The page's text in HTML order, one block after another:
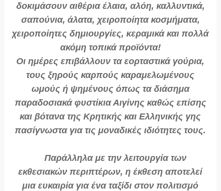
δοκιμάσουν αιθέρια έλαια, αλόη, καλλυντικά,
σαπούνια, άλατα, χειροποίητα κοσμήματα,
χειροποίητες δημιουργίες, κεραμικά και πολλά
ακόμη τοπικά προϊόντα!
Οι ημέρες επιβάλλουν τα εορταστικά γούρια,
τους ξηρούς καρπούς καραμελωμένους
ωμούς ή ψημένους όπως τα διάσημα
παραδοσιακά φυστίκια Αιγίνης καθώς επίσης
και βότανα της Κρητικής και Ελληνικής γης
πασίγνωστα για τις μοναδικές ιδιότητες τους.
Παράλληλα με την λειτουργία των
εκθεσιακών περιπτέρων, η έκθεση αποτελεί
μια ευκαιρία για ένα ταξίδι στον πολιτισμό